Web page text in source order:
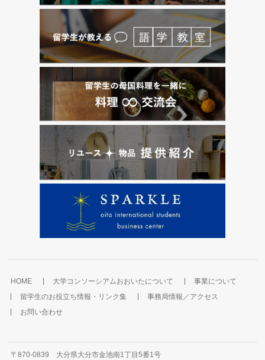
HOME 大学コンソーシアムおおいたについて
事業について
留学生のお役立ち情報・リンク集
事務局情報／アクセス
お問い合わせ
〒870-0839 大分県大分市金池南1丁目5番1号